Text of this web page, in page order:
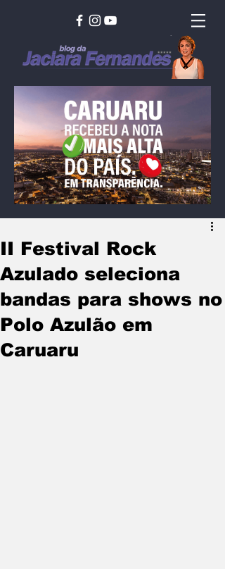
II Festival Rock
Azulado seleciona
bandas para shows no
Polo Azulão em
Caruaru